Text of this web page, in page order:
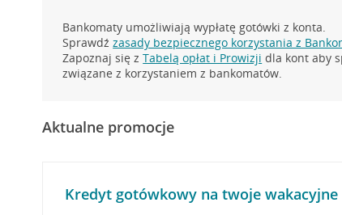
Bankomaty umożliwiają wypłatę gotówki z konta.
Sprawdźzasady bezpiecznego korzystania z
Zapoznaj się zTabelą opłat i Prowizji dla kont aby
związane z korzystaniem z bankomatów.
Aktualne promocje
Kredyt gotówkowy na twoje wakacyjne